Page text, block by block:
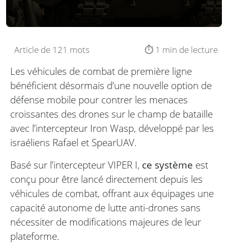
Article de 121 mots ⏱️ 1 min de lecture
Les véhicules de combat de première ligne
bénéficient désormais d’une nouvelle option de
défense mobile pour contrer les menaces
croissantes des drones sur le champ de bataille
avec l’intercepteur Iron Wasp, développé par les
israéliens Rafael et SpearUAV.
Basé sur l’intercepteur VIPER I, ce système est
conçu pour être lancé directement depuis les
véhicules de combat, offrant aux équipages une
capacité autonome de lutte anti-drones sans
nécessiter de modifications majeures de leur
plateforme.